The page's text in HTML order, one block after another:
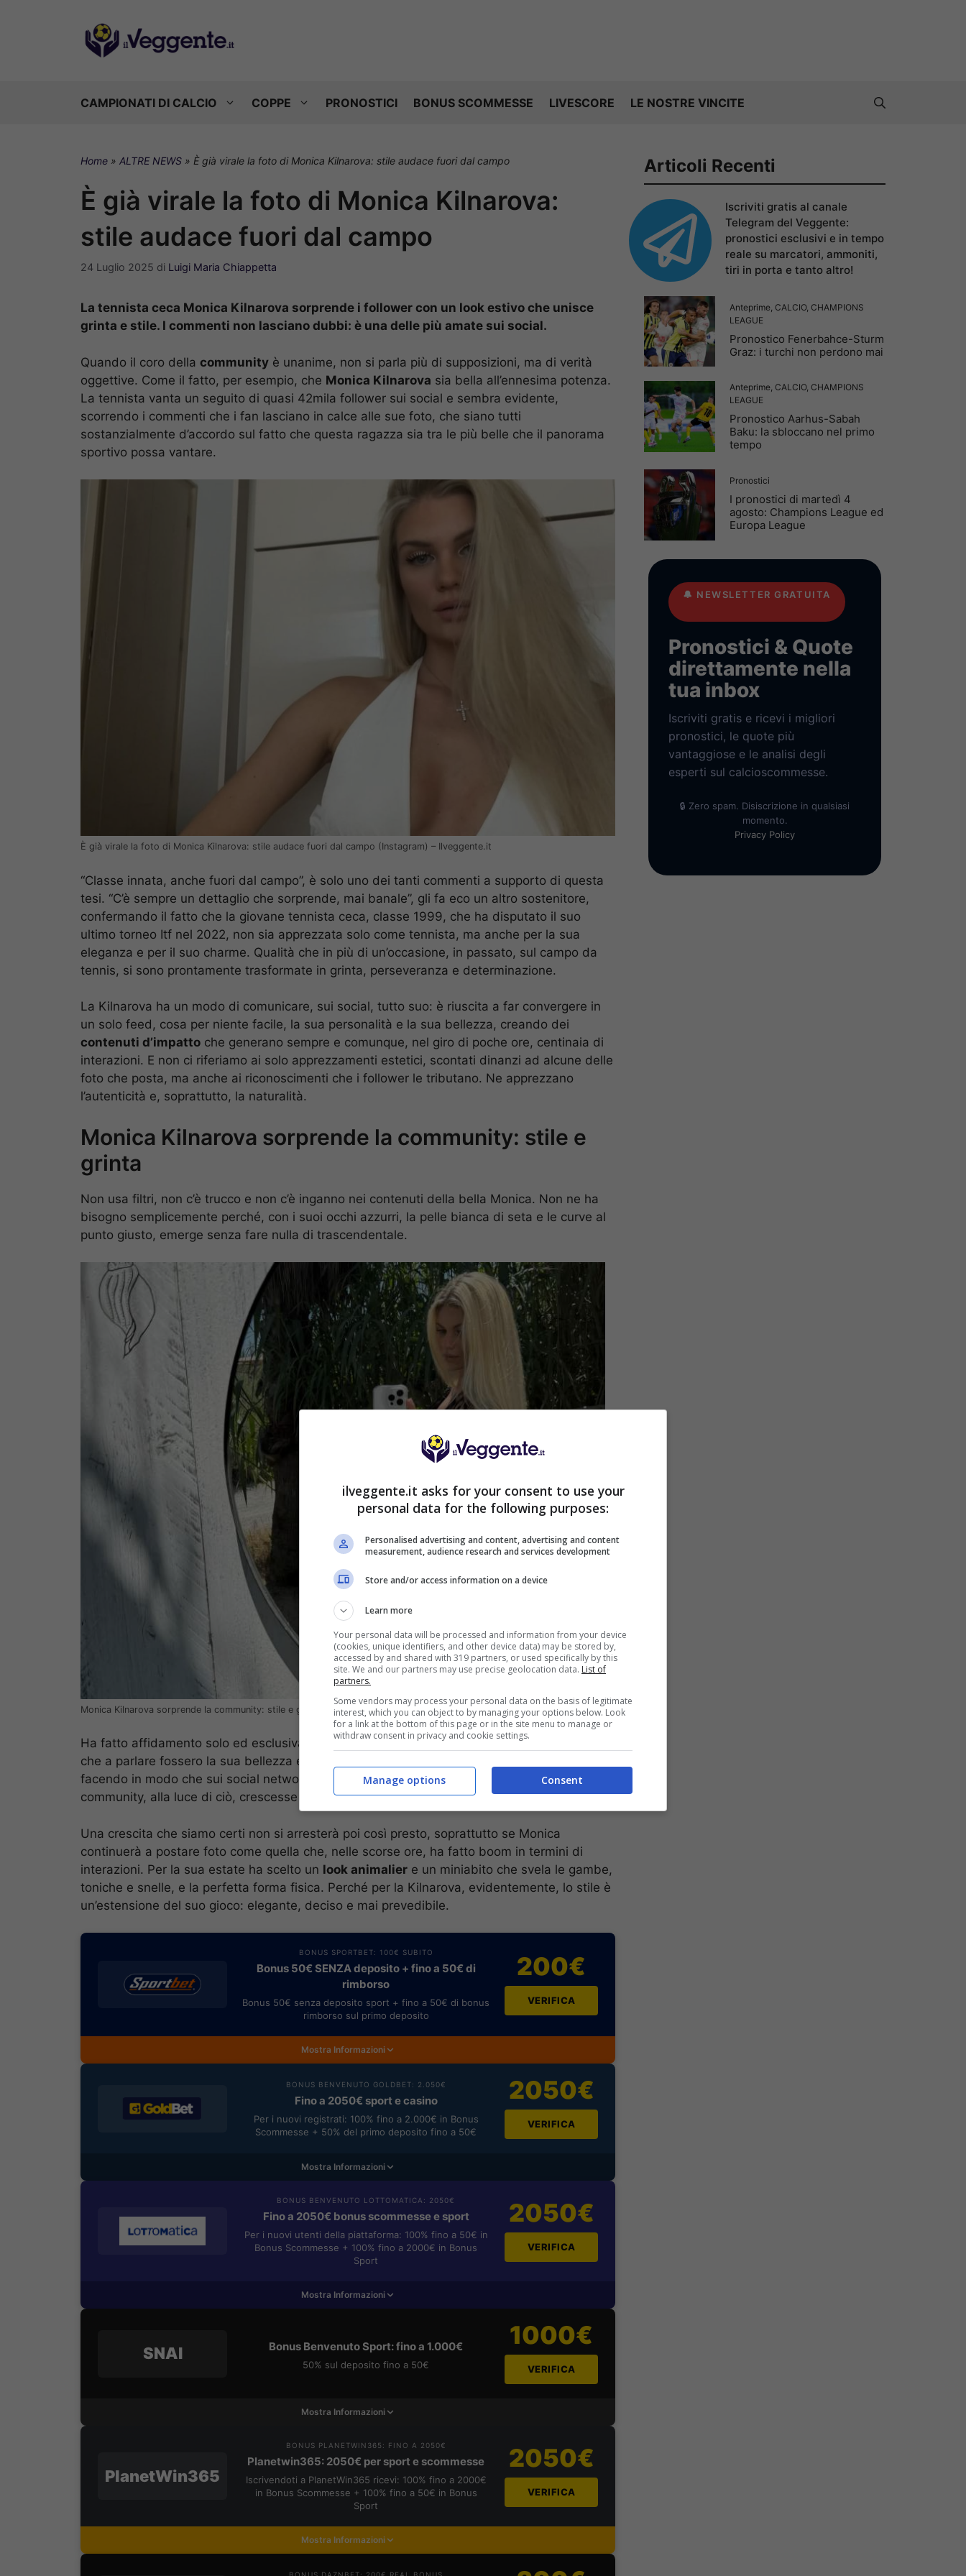
CAMPIONATI DI CALCIO COPPE PRONOSTICI BONUS SCOMMESSE LIVESCORE LE NOSTRE VINCITE
Home » ALTRE NEWS » È già virale la foto di Monica Kilnarova: stile audace fuori dal campo
È già virale la foto di Monica Kilnarova:
stile audace fuori dal campo
24 Luglio 2025 di Luigi Maria Chiappetta
La tennista ceca Monica Kilnarova sorprende i follower con un look estivo che unisce
grinta e stile. I commenti non lasciano dubbi: è una delle più amate sui social.
Quando il coro della community è unanime, non si parla più di supposizioni, ma di verità
oggettive. Come il fatto, per esempio, che Monica Kilnarova sia bella all’ennesima potenza.
La tennista vanta un seguito di quasi 42mila follower sui social e sembra evidente,
scorrendo i commenti che i fan lasciano in calce alle sue foto, che siano tutti
sostanzialmente d’accordo sul fatto che questa ragazza sia tra le più belle che il panorama
sportivo possa vantare.
È già virale la foto di Monica Kilnarova: stile audace fuori dal campo (Instagram) – Ilveggente.it
“Classe innata, anche fuori dal campo”, è solo uno dei tanti commenti a supporto di questa
tesi. “C’è sempre un dettaglio che sorprende, mai banale”, gli fa eco un altro sostenitore,
confermando il fatto che la giovane tennista ceca, classe 1999, che ha disputato il suo
ultimo torneo Itf nel 2022, non sia apprezzata solo come tennista, ma anche per la sua
eleganza e per il suo charme. Qualità che in più di un’occasione, in passato, sul campo da
tennis, si sono prontamente trasformate in grinta, perseveranza e determinazione.
La Kilnarova ha un modo di comunicare, sui social, tutto suo: è riuscita a far convergere in
un solo feed, cosa per niente facile, la sua personalità e la sua bellezza, creando dei
contenuti d’impatto che generano sempre e comunque, nel giro di poche ore, centinaia di
interazioni. E non ci riferiamo ai solo apprezzamenti estetici, scontati dinanzi ad alcune delle
foto che posta, ma anche ai riconoscimenti che i follower le tributano. Ne apprezzano
l’autenticità e, soprattutto, la naturalità.
Monica Kilnarova sorprende la community: stile e
grinta
Non usa filtri, non c’è trucco e non c’è inganno nei contenuti della bella Monica. Non ne ha
bisogno semplicemente perché, con i suoi occhi azzurri, la pelle bianca di seta e le curve al
punto giusto, emerge senza fare nulla di trascendentale.
Monica Kilnarova sorprende la community: stile e grinta (Instagram) – Ilveggente.it
Ha fatto affidamento solo ed esclusivamente sul suo modo di essere, dunque, lasciando
che a parlare fossero la sua bellezza e personalità. Strategia che, alla lunga, ha pagato,
facendo in modo che sui social network diventasse unapiccola star
e che la sua
community, alla luce di ciò, crescesse giorno dopo giorno.
Una crescita che siamo certi non si arresterà poi così presto, soprattutto se Monica
continuerà a postare foto come quella che, nelle scorse ore, ha fatto boom in termini di
interazioni. Per la sua estate ha scelto un look animalier e un miniabito che svela le gambe,
toniche e snelle, e la perfetta forma fisica. Perché per la Kilnarova, evidentemente, lo stile è
un’estensione del suo gioco: elegante, deciso e mai prevedibile.
BONUS SPORTBET: 100€ SUBITO
Bonus 50€ SENZA deposito + fino a 50€ di
rimborso
Bonus 50€ senza deposito sport + fino a 50€ di bonus
rimborso sul primo deposito
200€
VERIFICA
Mostra Informazioni
BONUS BENVENUTO GOLDBET: 2.050€
Fino a 2050€ sport e casino
Per i nuovi registrati: 100% fino a 2.000€ in Bonus
Scommesse + 50% del primo deposito fino a 50€
2050€
VERIFICA
Mostra Informazioni
BONUS BENVENUTO LOTTOMATICA: 2050€
Fino a 2050€ bonus scommesse e sport
Per i nuovi utenti della piattaforma: 100% fino a 50€ in
Bonus Scommesse + 100% fino a 2000€ in Bonus
Sport
2050€
VERIFICA
Mostra Informazioni
SNAI Bonus Benvenuto Sport: fino a 1.000€
50% sul deposito fino a 50€
1000€
VERIFICA
Mostra Informazioni
PlanetWin365
BONUS PLANETWIN365: FINO A 2050€
Planetwin365: 2050€ per sport e scommesse
Iscrivendoti a PlanetWin365 ricevi: 100% fino a 2000€
in Bonus Scommesse + 100% fino a 50€ in Bonus
Sport
2050€
VERIFICA
Mostra Informazioni
Articoli Recenti
Iscriviti gratis al canale
Telegram del Veggente:
pronostici esclusivi e in tempo
reale su marcatori, ammoniti,
tiri in porta e tanto altro!
Anteprime, CALCIO, CHAMPIONS
LEAGUE
Pronostico Fenerbahce-Sturm
Graz: i turchi non perdono mai
Anteprime, CALCIO, CHAMPIONS
LEAGUE
Pronostico Aarhus-Sabah
Baku: la sbloccano nel primo
tempo
Pronostici
I pronostici di martedì 4
agosto: Champions League ed
Europa League
🔔 NEWSLETTER GRATUITA
Pronostici & Quote
direttamente nella
tua inbox
Iscriviti gratis e ricevi i migliori
pronostici, le quote più
vantaggiose e le analisi degli
esperti sul calcioscommesse.
🔒 Zero spam. Disiscrizione in qualsiasi
momento.
Privacy Policy
ilveggente.it asks for your consent to use your
personal data for the following purposes:
Personalised advertising and content, advertising and content
measurement, audience research and services development
Store and/or access information on a device
Learn more
Your personal data will be processed and information from your device
(cookies, unique identifiers, and other device data) may be stored by,
accessed by and shared with 319 partners, or used specifically by this
site. We and our partners may use precise geolocation data. List of
partners.
Some vendors may process your personal data on the basis of legitimate
interest, which you can object to by managing your options below. Look
for a link at the bottom of this page or in the site menu to manage or
withdraw consent in privacy and cookie settings.
Consent
Manage options